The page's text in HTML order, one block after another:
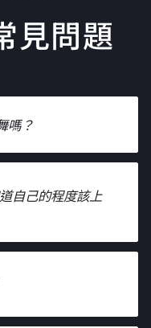
見問題
嗎？
自己的程度該上